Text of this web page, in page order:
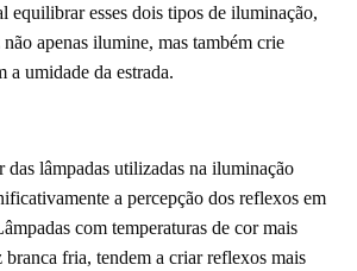
equilibrar esses dois tipos de iluminação,
apenas ilumine, mas também crie
a umidade da estrada.
das lâmpadas utilizadas na iluminação
a percepção dos reflexos em
com temperaturas de cor mais
branca fria, tendem a criar reflexos mais